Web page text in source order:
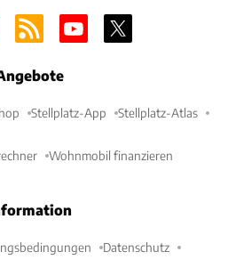
Stellplatz-App Stellplatz-Atlas
Wohnmobil finanzieren
Datenschutz